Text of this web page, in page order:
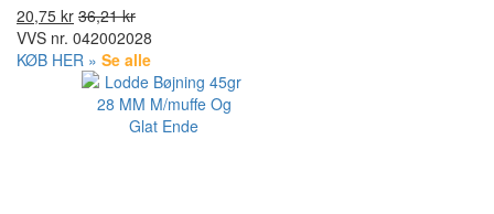
20,75 kr 36,21 kr
VVS nr. 042002028
KØB HER » Se alle